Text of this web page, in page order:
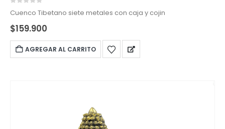
Cuenco Tibetano siete metales con caja y cojin
$159.900
AGREGAR AL CARRITO